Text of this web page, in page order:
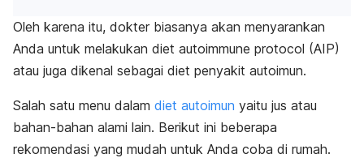
Oleh karena itu, dokter biasanya akan menyarankan
Anda untuk melakukan diet autoimmune protocol (AIP)
atau juga dikenal sebagai diet penyakit autoimun.
Salah satu menu dalam diet autoimun yaitu jus atau
bahan-bahan alami lain. Berikut ini beberapa
rekomendasi yang mudah untuk Anda coba di rumah.